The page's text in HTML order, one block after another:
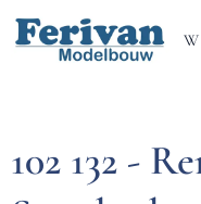
102 132 -